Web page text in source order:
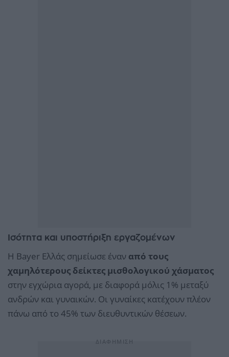
Ισότητα και υποστήριξη εργαζομένων
Η Bayer Ελλάς σημείωσε έναν από τους
χαμηλότερους δείκτες μισθολογικού χάσματος
στην εγχώρια αγορά, με διαφορά μόλις 1% μεταξύ
ανδρών και γυναικών. Οι γυναίκες κατέχουν πλέον
πάνω από το 45% των διευθυντικών θέσεων.